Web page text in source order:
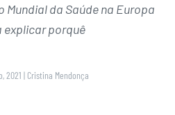
Mundial da Saúde na Europa
explicar porquê
2021 | Cristina Mendonça